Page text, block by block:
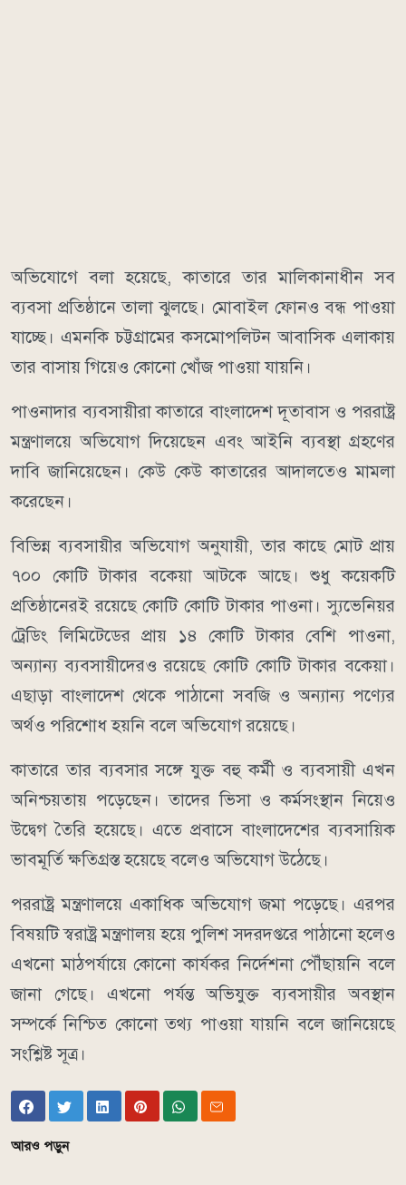
অভিযোগে বলা হয়েছে, কাতারে তার মালিকানাধীন সব
ব্যবসা প্রতিষ্ঠানে তালা ঝুলছে। মোবাইল ফোনও বন্ধ পাওয়া
যাচ্ছে। এমনকি চট্টগ্রামের কসমোপলিটন আবাসিক এলাকায়
তার বাসায় গিয়েও কোনো খোঁজ পাওয়া যায়নি।
পাওনাদার ব্যবসায়ীরা কাতারে বাংলাদেশ দূতাবাস ও পররাষ্ট্র
মন্ত্রণালয়ে অভিযোগ দিয়েছেন এবং আইনি ব্যবস্থা গ্রহণের
দাবি জানিয়েছেন। কেউ কেউ কাতারের আদালতেও মামলা
করেছেন।
বিভিন্ন ব্যবসায়ীর অভিযোগ অনুযায়ী, তার কাছে মোট প্রায়
৭০০ কোটি টাকার বকেয়া আটকে আছে। শুধু কয়েকটি
প্রতিষ্ঠানেরই রয়েছে কোটি কোটি টাকার পাওনা। স্যুভেনিয়র
ট্রেডিং লিমিটেডের প্রায় ১৪ কোটি টাকার বেশি পাওনা,
অন্যান্য ব্যবসায়ীদেরও রয়েছে কোটি কোটি টাকার বকেয়া।
এছাড়া বাংলাদেশ থেকে পাঠানো সবজি ও অন্যান্য পণ্যের
অর্থও পরিশোধ হয়নি বলে অভিযোগ রয়েছে।
কাতারে তার ব্যবসার সঙ্গে যুক্ত বহু কর্মী ও ব্যবসায়ী এখন
অনিশ্চয়তায় পড়েছেন। তাদের ভিসা ও কর্মসংস্থান নিয়েও
উদ্বেগ তৈরি হয়েছে। এতে প্রবাসে বাংলাদেশের ব্যবসায়িক
ভাবমূর্তি ক্ষতিগ্রস্ত হয়েছে বলেও অভিযোগ উঠেছে।
পররাষ্ট্র মন্ত্রণালয়ে একাধিক অভিযোগ জমা পড়েছে। এরপর
বিষয়টি স্বরাষ্ট্র মন্ত্রণালয় হয়ে পুলিশ সদরদপ্তরে পাঠানো হলেও
এখনো মাঠপর্যায়ে কোনো কার্যকর নির্দেশনা পৌঁছায়নি বলে
জানা গেছে। এখনো পর্যন্ত অভিযুক্ত ব্যবসায়ীর অবস্থান
সম্পর্কে নিশ্চিত কোনো তথ্য পাওয়া যায়নি বলে জানিয়েছে
সংশ্লিষ্ট সূত্র।
আরও পড়ুন